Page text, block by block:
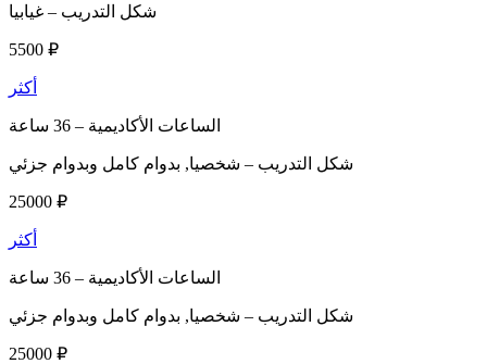
شكل التدريب – غيابيا
5500 ₽
أكثر
الساعات الأكاديمية –
شكل التدريب – شخصيا, بدوام كامل وبدوام جزئي
25000 ₽
أكثر
الساعات الأكاديمية –
شكل التدريب – شخصيا, بدوام كامل وبدوام جزئي
25000 ₽